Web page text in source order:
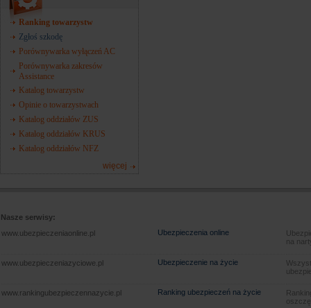
Ranking towarzystw
Zgłoś szkodę
Porównywarka wyłączeń AC
Porównywarka zakresów
Assistance
Katalog towarzystw
Opinie o towarzystwach
Katalog oddziałów ZUS
Katalog oddziałów KRUS
Katalog oddziałów NFZ
więcej
Nasze serwisy:
www.ubezpieczeniaonline.pl
Ubezpieczenia online
na
www.ubezpieczeniazyciowe.pl Ubezpieczenie na życie
www.rankingubezpieczennazycie.pl Ranking ubezpieczeń na życie